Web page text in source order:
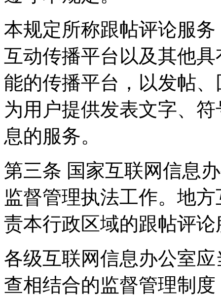
本规定所称跟帖评论服
互动传播平台以及其他
能的传播平台，以发帖
为用户提供发表文字、
息的服务。
第三条 国家互联网信息
监督管理执法工作。地
责本行政区域的跟帖评
各级互联网信息办公室
查相结合的监督管理制